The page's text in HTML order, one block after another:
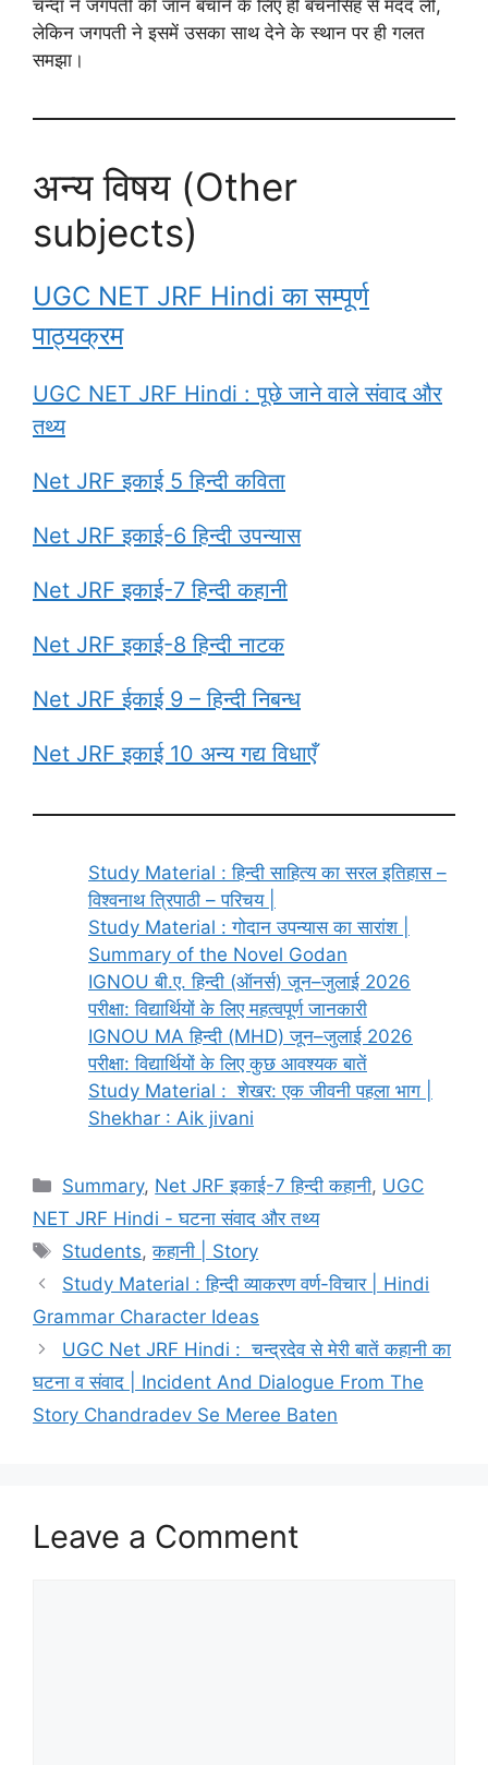
चन्दा ने जगपती की जान बचाने के लिए ही बचनसिंह से मदद ली,
लेकिन जगपती ने इसमें उसका साथ देने के स्थान पर ही गलत
समझा।
अन्य विषय (Other
subjects)
UGC NET JRF Hindi का सम्पूर्ण
पाठ्यक्रम
UGC NET JRF Hindi : पूछे जाने वाले संवाद और
तथ्य
Net JRF इकाई 5 हिन्दी कविता
Net JRF इकाई-6 हिन्दी उपन्यास
Net JRF इकाई-7 हिन्दी कहानी
Net JRF इकाई-8 हिन्दी नाटक
Net JRF ईकाई 9 – हिन्दी निबन्ध
Net JRF इकाई 10 अन्य गद्य विधाएँ
Study Material : हिन्दी साहित्य का सरल इतिहास –
विश्वनाथ त्रिपाठी – परिचय |
Study Material : गोदान उपन्यास का सारांश |
Summary of the Novel Godan
IGNOU बी.ए. हिन्दी (ऑनर्स) जून–जुलाई 2026
परीक्षा: विद्यार्थियों के लिए महत्वपूर्ण जानकारी
IGNOU MA हिन्दी (MHD) जून–जुलाई 2026
परीक्षा: विद्यार्थियों के लिए कुछ आवश्यक बातें
Study Material : शेखर: एक जीवनी पहला भाग |
Shekhar : Aik jivani
Summary, Net JRF इकाई-7 हिन्दी कहानी, UGC
NET JRF Hindi - घटना संवाद और तथ्य
Students,कहानी | Story
Study Material : हिन्दी व्याकरण वर्ण-विचार | Hindi
Grammar Character Ideas
UGC Net JRF Hindi : चन्द्रदेव से मेरी बातें कहानी का
घटना व संवाद | Incident And Dialogue From The
Story Chandradev Se Meree Baten
Leave a Comment